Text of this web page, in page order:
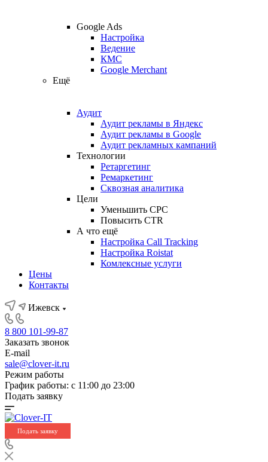
Google Ads
Настройка
Ведение
КМС
Google Merchant
Ещё
Аудит
Аудит рекламы в Яндекс
Аудит рекламы в Google
Аудит рекламных кампаний
Технологии
Ретаргетинг
Ремаркетинг
Сквозная аналитика
Цели
Уменьшить CPC
Повысить CTR
А что ещё
Настройка Call Tracking
Настройка Roistat
Комлексные услуги
Цены
Контакты
Ижевск
8 800 101-99-87
Заказать звонок
E-mail
sale@clover-it.ru
Режим работы
График работы: с 11:00 до 23:00
Подать заявку
Подать заявку